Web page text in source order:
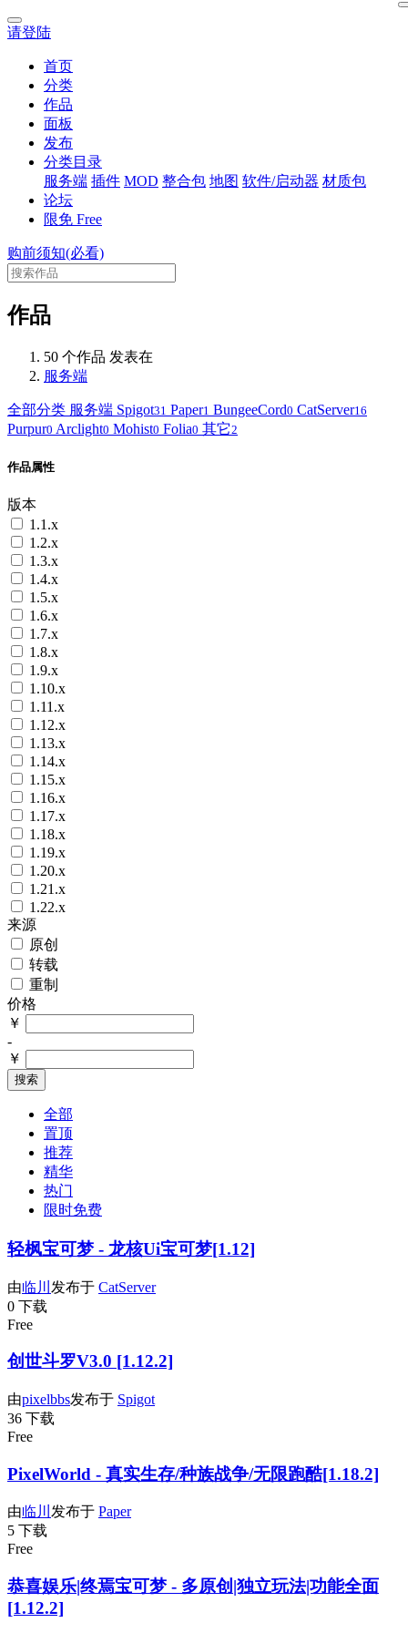
请登陆
首页
分类
作品
面板
发布
分类目录
服务端 插件 MOD 整合包 地图 软件/启动器 材质包
论坛
限免 Free
购前须知(必看)
作品
50 个作品 发表在
服务端
全部分类 服务端 Spigot31 Paper1 BungeeCord0 CatServer16
Purpur0 Arclight0 Mohist0 Folia0 其它2
作品属性
版本
1.1.x
1.2.x
1.3.x
1.4.x
1.5.x
1.6.x
1.7.x
1.8.x
1.9.x
1.10.x
1.11.x
1.12.x
1.13.x
1.14.x
1.15.x
1.16.x
1.17.x
1.18.x
1.19.x
1.20.x
1.21.x
1.22.x
来源
原创
转载
重制
价格
￥
-
￥
搜索
全部
置顶
推荐
精华
热门
限时免费
轻枫宝可梦 - 龙核Ui宝可梦[1.12]
由临川 发布于 CatServer
0 下载
Free
创世斗罗V3.0 [1.12.2]
由pixelbbs发布于 Spigot
36 下载
Free
PixelWorld - 真实生存/种族战争/无限跑酷[1.18.2]
由临川 发布于 Paper
5 下载
Free
恭喜娱乐|终焉宝可梦 - 多原创|独立玩法|功能全面
[1.12.2]